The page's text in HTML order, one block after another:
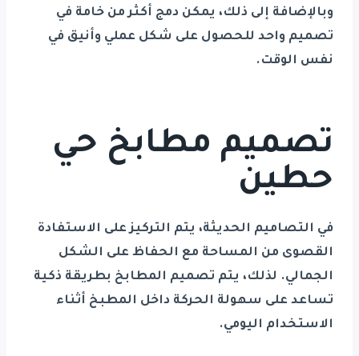
وبالإضافة إلى ذلك، يمكن دمج أكثر من خامة في
تصميم واحد للحصول على شكل عملي وأنيق في
نفس الوقت.
تصميم مطابخ حي
حطين
في التصاميم الحديثة، يتم التركيز على الاستفادة
القصوى من المساحة مع الحفاظ على الشكل
الجمالي. لذلك، يتم تصميم المطابخ بطريقة ذكية
تساعد على سهولة الحركة داخل المطبخ أثناء
الاستخدام اليومي.